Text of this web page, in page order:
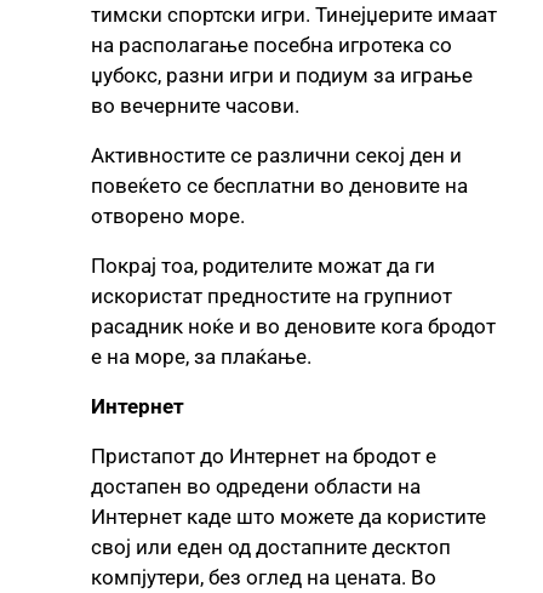
тимски спортски игри. Тинејџерите имаат
на располагање посебна игротека со
џубокс, разни игри и подиум за играње
во вечерните часови.
Активностите се различни секој ден и
повеќето се бесплатни во деновите на
отворено море.
Покрај тоа, родителите можат да ги
искористат предностите на групниот
расадник ноќе и во деновите кога бродот
е на море, за плаќање.
Интернет
Пристапот до Интернет на бродот е
достапен во одредени области на
Интернет каде што можете да користите
свој или еден од достапните десктоп
компјутери, без оглед на цената. Во